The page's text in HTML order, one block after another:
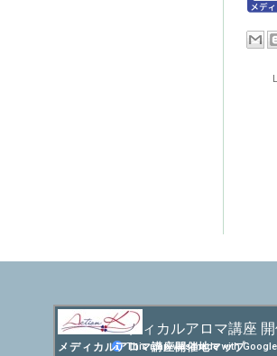
メディカルアロマ講座開催地マップ